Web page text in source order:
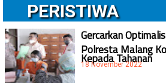
PERISTIWA
Gercarkan
Polresta Malang
Kepada Tahanan
18 November 2022